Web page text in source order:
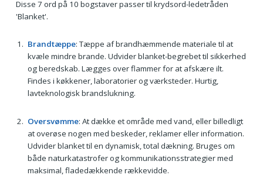
Disse 7 ord på 10 bogstaver passer til krydsord-ledetråden
'Blanket'.
Brandtæppe: Tæppe af brandhæmmende materiale til at
kvæle mindre brande. Udvider blanket-begrebet til sikkerhed
og beredskab. Lægges over flammer for at afskære ilt.
Findes i køkkener, laboratorier og værksteder. Hurtig,
lavteknologisk brandslukning.
Oversvømme: At dække et område med vand, eller billedligt
at overøse nogen med beskeder, reklamer eller information.
Udvider blanket til en dynamisk, total dækning. Bruges om
både naturkatastrofer og kommunikationsstrategier med
maksimal, fladedækkende rækkevidde.